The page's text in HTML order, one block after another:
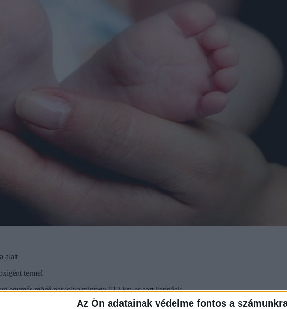
Az Ön adatainak védelme fontos a
alatt
termel
egymás mögé parkolva mintegy 512 km-es sort kapnánk